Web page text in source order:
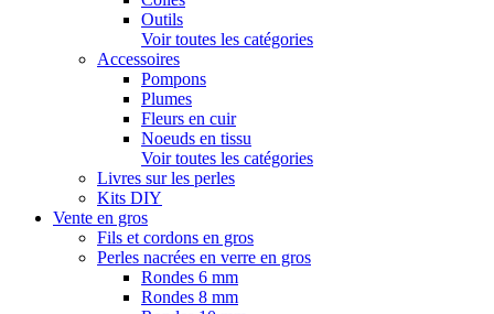
Outils
Voir toutes les catégories
Accessoires
Pompons
Plumes
Fleurs en cuir
Noeuds en tissu
Voir toutes les catégories
Livres sur les perles
Kits DIY
Vente en gros
Fils et cordons en gros
Perles nacrées en verre en gros
Rondes 6 mm
Rondes 8 mm